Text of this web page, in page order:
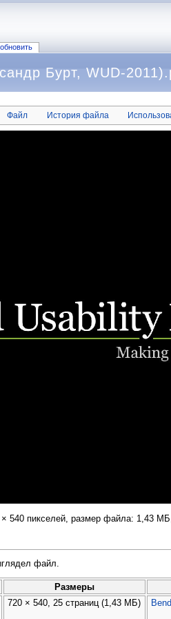
обновить
Бурт, WUD-
Файл История файла
× 540 пикселей, размер файла: 1,43
файл.
Размеры
720 × 540, 25 страниц(1,43 МБ)